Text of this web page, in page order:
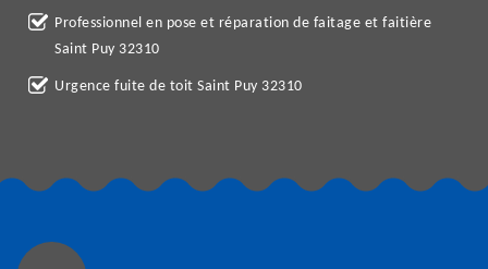
Professionnel en pose et réparation de faitage et faitière
Saint Puy 32310
Urgence fuite de toit Saint Puy 32310